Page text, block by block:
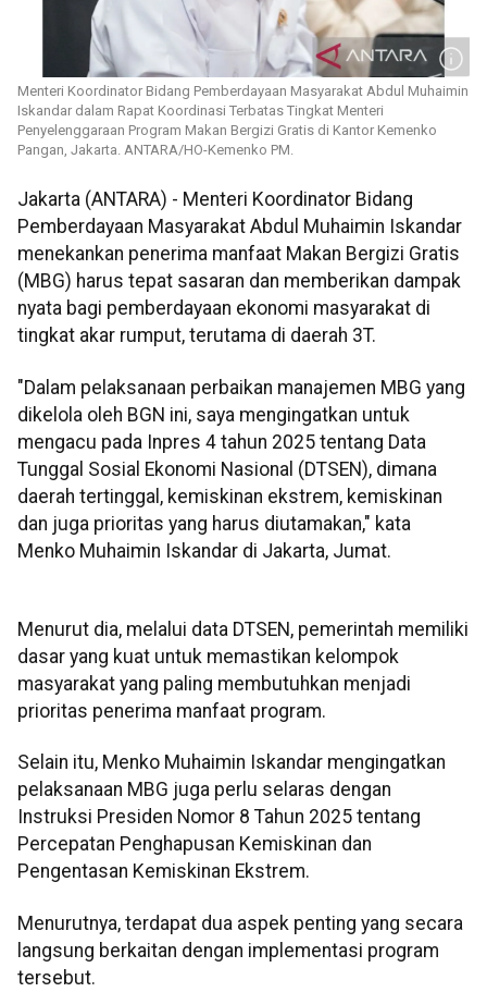
Menteri Koordinator Bidang Pemberdayaan Masyarakat Abdul Muhaimin
Iskandar dalam Rapat Koordinasi Terbatas Tingkat Menteri
Penyelenggaraan Program Makan Bergizi Gratis di Kantor Kemenko
Pangan, Jakarta. ANTARA/HO-Kemenko PM.
Jakarta (ANTARA) - Menteri Koordinator Bidang
Pemberdayaan Masyarakat Abdul Muhaimin Iskandar
menekankan penerima manfaat Makan Bergizi Gratis
(MBG) harus tepat sasaran dan memberikan dampak
nyata bagi pemberdayaan ekonomi masyarakat di
tingkat akar rumput, terutama di daerah 3T.
"Dalam pelaksanaan perbaikan manajemen MBG yang
dikelola oleh BGN ini, saya mengingatkan untuk
mengacu pada Inpres 4 tahun 2025 tentang Data
Tunggal Sosial Ekonomi Nasional (DTSEN), dimana
daerah tertinggal, kemiskinan ekstrem, kemiskinan
dan juga prioritas yang harus diutamakan," kata
Menko Muhaimin Iskandar di Jakarta, Jumat.
Menurut dia, melalui data DTSEN, pemerintah memiliki
dasar yang kuat untuk memastikan kelompok
masyarakat yang paling membutuhkan menjadi
prioritas penerima manfaat program.
Selain itu, Menko Muhaimin Iskandar mengingatkan
pelaksanaan MBG juga perlu selaras dengan
Instruksi Presiden Nomor 8 Tahun 2025 tentang
Percepatan Penghapusan Kemiskinan dan
Pengentasan Kemiskinan Ekstrem.
Menurutnya, terdapat dua aspek penting yang secara
langsung berkaitan dengan implementasi program
tersebut.